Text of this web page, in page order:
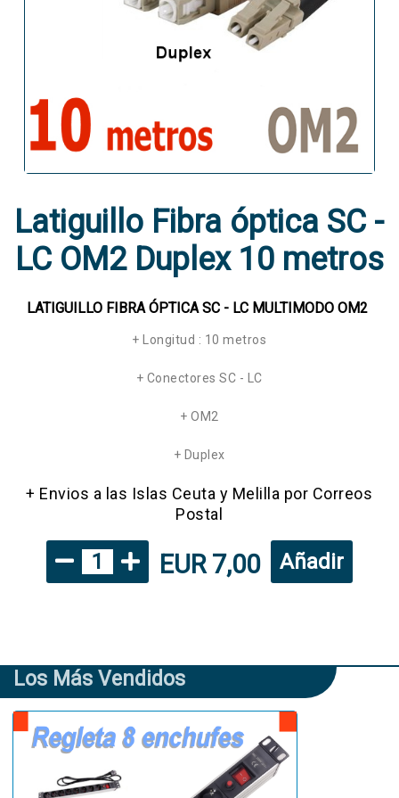
Latiguillo Fibra óptica SC -
LC OM2 Duplex 10 metros
LATIGUILLO FIBRA ÓPTICA SC - LC MULTIMODO OM2
+ Longitud : 10 metros
+ Conectores SC - LC
+ OM2
+ Duplex
+ Envios a las Islas Ceuta y Melilla por Correos
Postal
1 EUR 7,00 Añadir
Los Más Vendidos